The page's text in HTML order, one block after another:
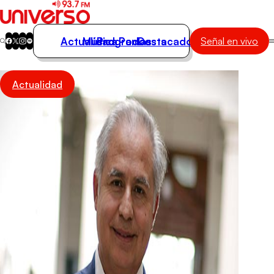
Actualidad
Música
Destacados
Actualidad
Música
Programas
Podcasts
Destacados Señal en vivo
Actualidad